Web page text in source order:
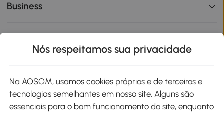
Business
Métodos de pagamento
Nós respeitamos sua privacidade
Na AOSOM, usamos cookies próprios e de terceiros e
tecnologias semelhantes em nosso site. Alguns são
essenciais para o bom funcionamento do site, enquanto